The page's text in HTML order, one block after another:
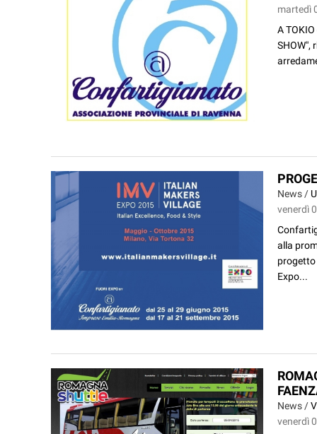
martedì
A
SHOW",
News /
venerdì
alla
progetto
Expo...
News /
venerdì